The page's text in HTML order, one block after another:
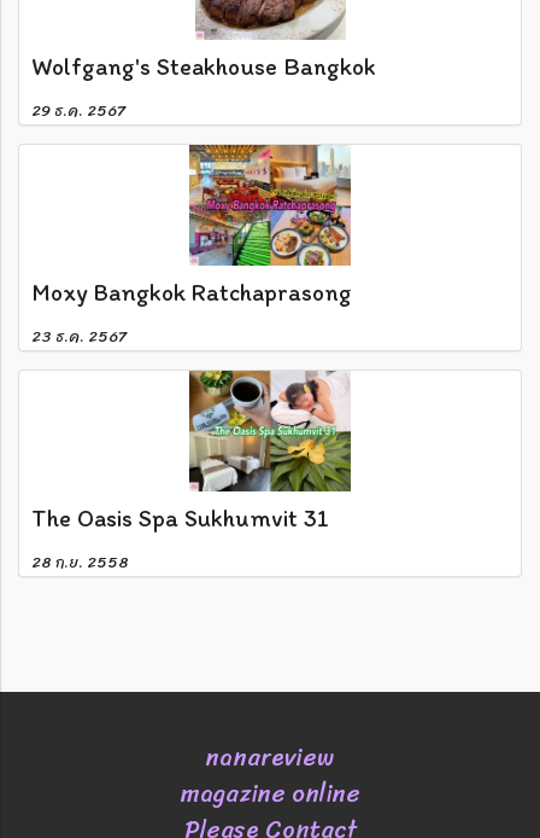
Wolfgang's Steakhouse Bangkok
29 ธ.ค. 2567
Moxy Bangkok Ratchaprasong
23 ธ.ค. 2567
The Oasis Spa Sukhumvit 31
28 ก.ย. 2558
nanareview
magazine online